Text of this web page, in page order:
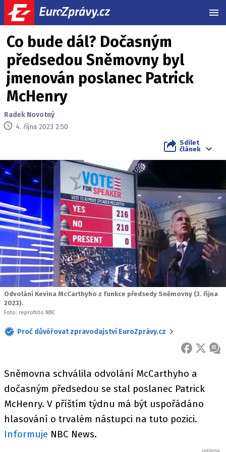
Co bude dál? Dočasným
předsedou Sněmovny byl
jmenován poslanec Patrick
McHenry
Radek Novotný
4. října 2023 2:50
Sdílet
článek
Odvolání Kevina McCarthyho z funkce předsedy Sněmovny (3. října
2023).
Foto: reprofoto NBC
Proč důvěřovat zpravodajství EuroZprávy.cz
FACEBOOK
X
Sněmovna schválila odvolání McCarthyho a
dočasným předsedou se stal poslanec Patrick
McHenry. V příštím týdnu má být uspořádáno
hlasování o trvalém nástupci na tuto pozici.
Informuje NBC News.